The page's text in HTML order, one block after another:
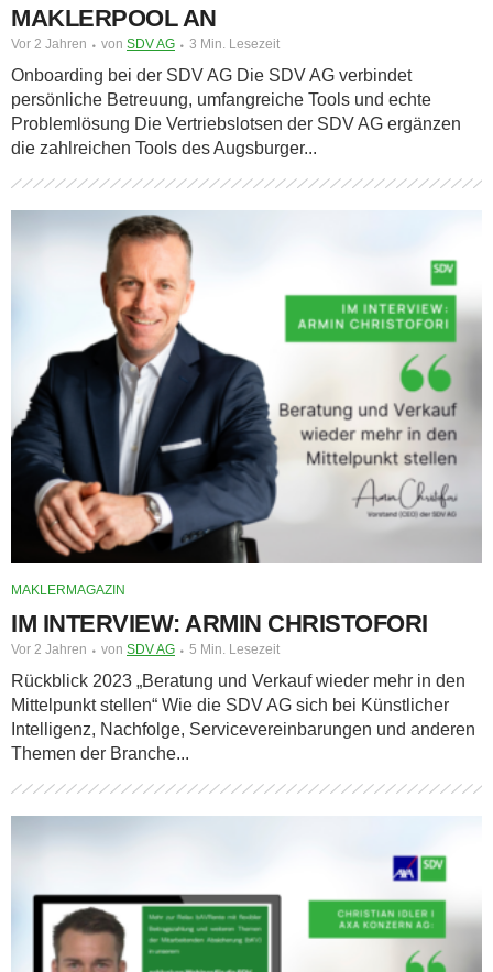
MAKLERPOOL AN
Vor 2 Jahren von SDV AG 3 Min. Lesezeit
Onboarding bei der SDV AG Die SDV AG verbindet
persönliche Betreuung, umfangreiche Tools und echte
Problemlösung Die Vertriebslotsen der SDV AG ergänzen
die zahlreichen Tools des Augsburger...
MAKLERMAGAZIN
IM INTERVIEW: ARMIN CHRISTOFORI
Vor 2 Jahren von SDV AG 5 Min. Lesezeit
Rückblick 2023 „Beratung und Verkauf wieder mehr in den
Mittelpunkt stellen“ Wie die SDV AG sich bei Künstlicher
Intelligenz, Nachfolge, Servicevereinbarungen und anderen
Themen der Branche...